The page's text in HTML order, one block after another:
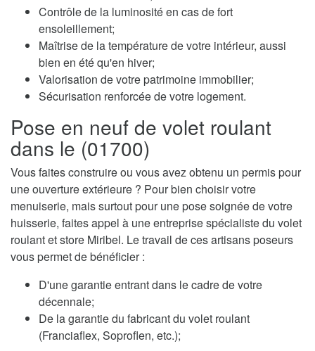
Contrôle de la luminosité en cas de fort
ensoleillement;
Maîtrise de la température de votre intérieur, aussi
bien en été qu'en hiver;
Valorisation de votre patrimoine immobilier;
Sécurisation renforcée de votre logement.
Pose en neuf de volet roulant
dans le (01700)
Vous faites construire ou vous avez obtenu un permis pour
une ouverture extérieure ? Pour bien choisir votre
menuiserie, mais surtout pour une pose soignée de votre
huisserie, faites appel à une entreprise spécialiste du volet
roulant et store Miribel. Le travail de ces artisans poseurs
vous permet de bénéficier :
D'une garantie entrant dans le cadre de votre
décennale;
De la garantie du fabricant du volet roulant
(Franciaflex, Soproflen, etc.);